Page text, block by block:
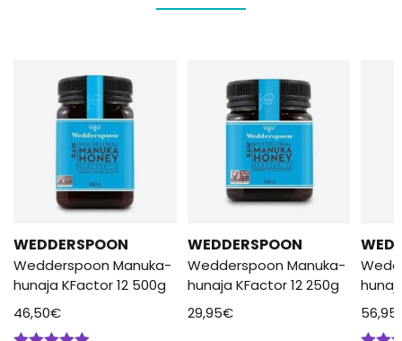
WEDDERSPOON
Wedderspoon Manuka-
hunaja KFactor 12 500g
46,50€
WEDDERSPOON
Wedderspoon Manuka-
hunaja KFactor 12 250g
29,95€
56,95